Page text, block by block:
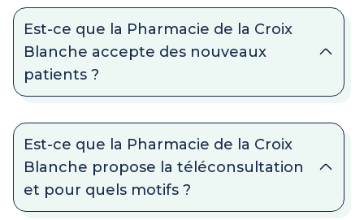
Est-ce que la Pharmacie de la Croix
Blanche accepte des nouveaux
patients ?
Est-ce que la Pharmacie de la Croix
Blanche propose la téléconsultation
et pour quels motifs ?